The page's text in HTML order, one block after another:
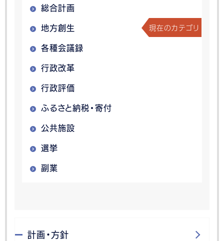
総合計画
地方創生 現在のカテゴリ
各種会議録
行政改革
行政評価
ふるさと納税・寄付
公共施設
選挙
副業
計画・方針